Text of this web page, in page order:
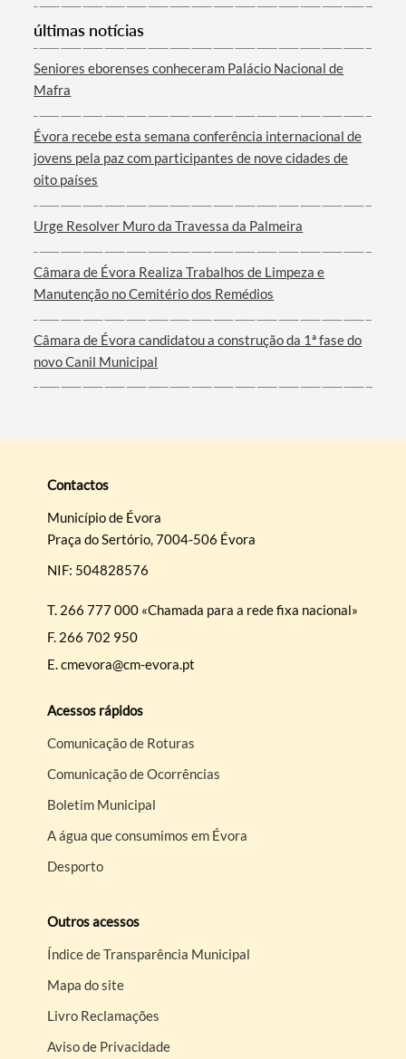
últimas notícias
Seniores eborenses conheceram Palácio Nacional de
Mafra
Évora recebe esta semana conferência internacional de
jovens pela paz com participantes de nove cidades de
oito países
Urge Resolver Muro da Travessa da Palmeira
Câmara de Évora Realiza Trabalhos de Limpeza e
Manutenção no Cemitério dos Remédios
Câmara de Évora candidatou a construção da 1ª fase do
novo Canil Municipal
Contactos
Município de Évora
Praça do Sertório, 7004-506 Évora
NIF: 504828576
T. 266 777 000 «Chamada para a rede fixa nacional»
F. 266 702 950
E.cmevora@cm-evora.pt
Acessos rápidos
Comunicação de Roturas
Comunicação de Ocorrências
Boletim Municipal
A água que consumimos em Évora
Desporto
Outros acessos
Índice de Transparência Municipal
Mapa do site
Livro Reclamações
Aviso de Privacidade